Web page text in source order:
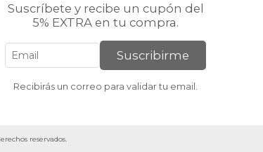
Suscríbete y recibe un cupón del
5% EXTRA en tu compra.
Suscribirme
Recibirás un correo para validar tu email.
reservados.